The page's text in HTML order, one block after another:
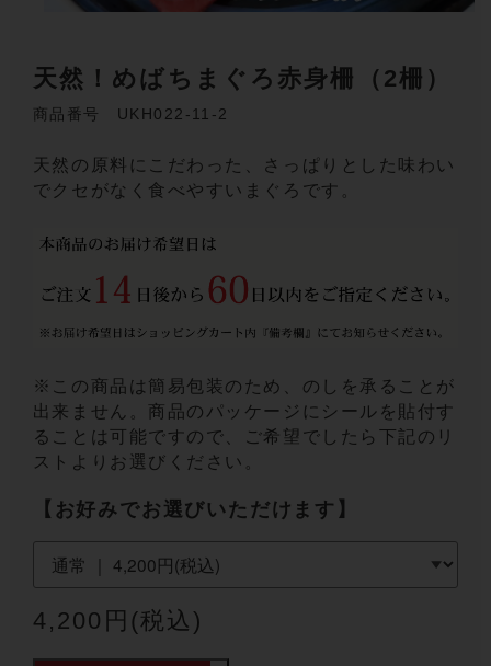
天然！めばちまぐろ赤身柵（2柵）
商品番号 UKH022-11-2
天然の原料にこだわった、さっぱりとした味わい
でクセがなく食べやすいまぐろです。
※この商品は簡易包装のため、のしを承ることが
出来ません。商品のパッケージにシールを貼付す
ることは可能ですので、ご希望でしたら下記のリ
ストよりお選びください。
【お好みでお選びいただけます】
4,200円(税込)